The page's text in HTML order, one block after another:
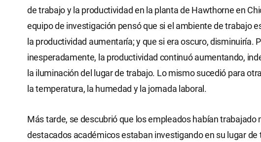
de trabajo y la productividad en la planta de Hawthorne en
equipo de investigación pensó que si el ambiente de trabajo
la productividad aumentaría; y que si era oscuro, disminuiría.
inesperadamente, la productividad continuó aumentando,
la iluminación del lugar de trabajo. Lo mismo sucedió para
la temperatura, la humedad y la jornada laboral.
Más tarde, se descubrió que los empleados habían trabajado
destacados académicos estaban investigando en su lugar de